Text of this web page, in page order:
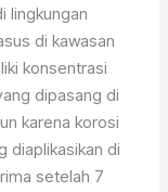
lingkungan
di kawasan
konsentrasi
dipasang di
karena korosi
diaplikasikan di
setelah 7